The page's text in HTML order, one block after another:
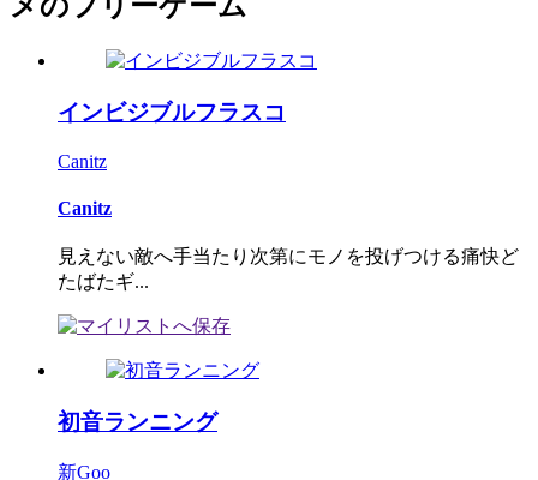
メのフリーゲーム
インビジブルフラスコ
Canitz
Canitz
見えない敵へ手当たり次第にモノを投げつける痛快ど
たばたギ...
初音ランニング
新Goo